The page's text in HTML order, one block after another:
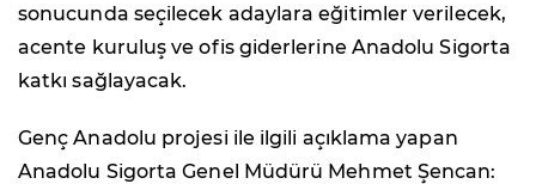
sonucunda seçilecek adaylara eğitimler verilecek,
acente kuruluş ve ofis giderlerine Anadolu Sigorta
katkı sağlayacak.
Genç Anadolu projesi ile ilgili açıklama yapan
Anadolu Sigorta Genel Müdürü Mehmet Şencan: